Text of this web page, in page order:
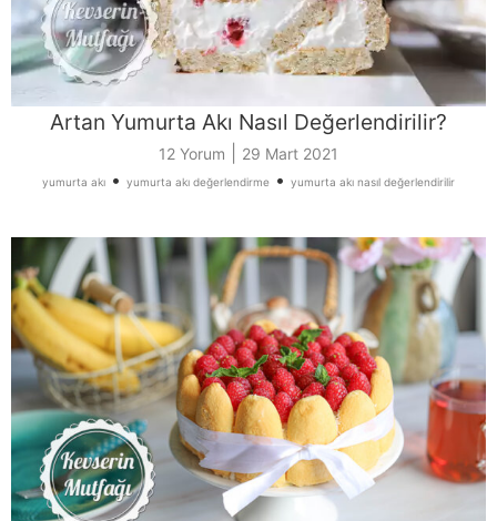
Artan Yumurta Akı Nasıl Değerlendirilir?
12 Yorum 29 Mart 2021
yumurta akı • yumurta akı değerlendirme • yumurta akı nasıl değerlendirilir